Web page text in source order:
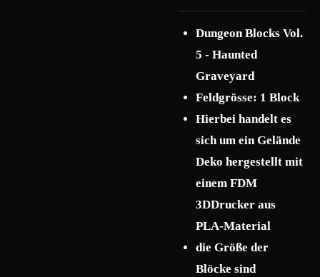
Dungeon Blocks Vol.
5 - Haunted
Graveyard
Feldgrösse: 1 Block
Hierbei handelt es
sich um ein Gelände
Deko hergestellt mit
einem FDM
3DDrucker aus
PLA-Material
die Größe der
Blöcke sind